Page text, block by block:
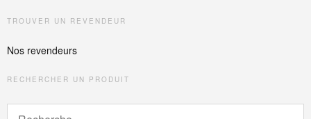
TROUVER UN REVENDEUR
Nos revendeurs
RECHERCHER UN PRODUIT